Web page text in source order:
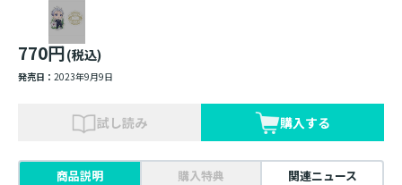
770円(税込)
発売日： 2023年9月9日
試し読み 購入する
商品説明 購入特典 関連ニュース